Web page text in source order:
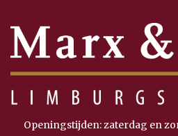
Openingstijden: zaterdag en